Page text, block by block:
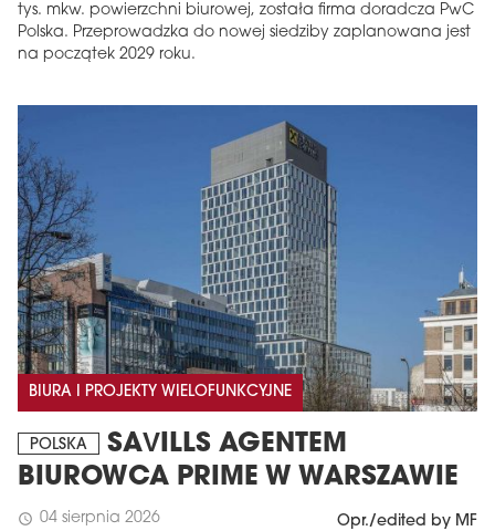
tys. mkw. powierzchni biurowej, została firma doradcza PwC
Polska. Przeprowadzka do nowej siedziby zaplanowana jest
na początek 2029 roku.
BIURA I PROJEKTY WIELOFUNKCYJNE
POLSKA
SAVILLS AGENTEM
BIUROWCA PRIME W WARSZAWIE
schedule 04 sierpnia 2026 Opr./edited by MF